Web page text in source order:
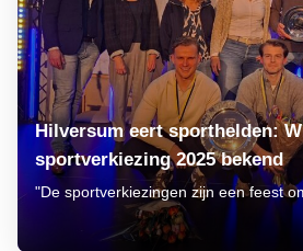
Hilversum eert sporthelden:
sportverkiezing 2025 bekend
"De sportverkiezingen zijn een feest